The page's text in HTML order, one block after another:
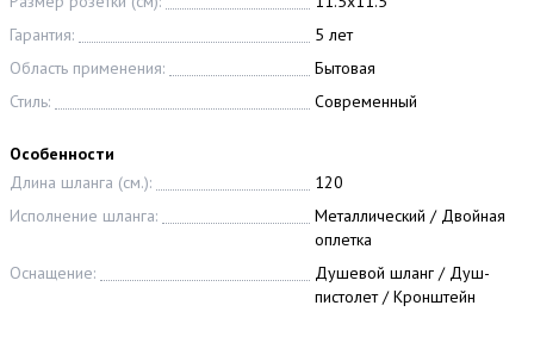
Гарантия:
5 лет
Область применения:
Бытовая
Стиль:
Современный
Особенности
Длина шланга (см.):
120
Исполнение шланга:
Металлический / Двойная
оплетка
Оснащение:
Душевой шланг / Душ-
пистолет / Кронштейн